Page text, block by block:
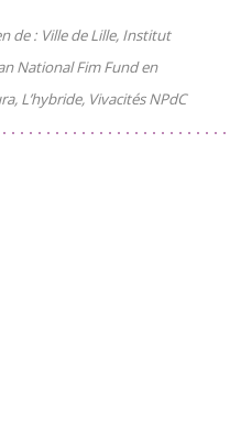
de : Ville de Lille, Institut
National Fim Fund en
L’hybride, Vivacités NPdC